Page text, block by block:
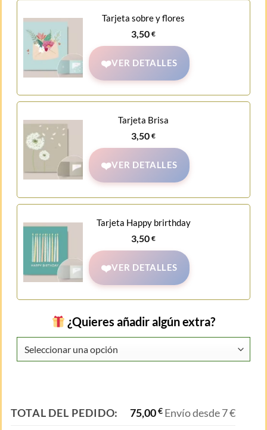
Tarjeta sobre y flores
3,50€
VER DETALLES
Tarjeta Brisa
3,50€
VER DETALLES
Tarjeta Happy brirthday
3,50€
VER DETALLES
¿Quieres añadir algún extra?
TOTAL DEL PEDIDO: 75,00€ Envío desde 7 €